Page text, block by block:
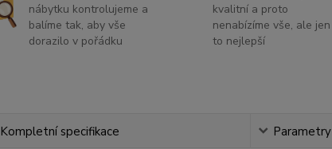
nábytku kontrolujeme a
balíme tak, aby vše
dorazilo v pořádku
kvalitní a proto
nenabízíme vše, ale jen
to nejlepší
Kompletní specifikace Parametry